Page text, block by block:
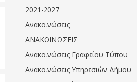
Φροντίδας
Ηλικιωμένων
(Κ.Η.Φ.Η.) Πρέβεζας
2021-2027
Ανακοινώσεις
ΑΝΑΚΟΙΝΩΣΕΙΣ
Ανακοινώσεις Γραφείου Τύπου
Ανακοινώσεις Υπηρεσιών Δήμου